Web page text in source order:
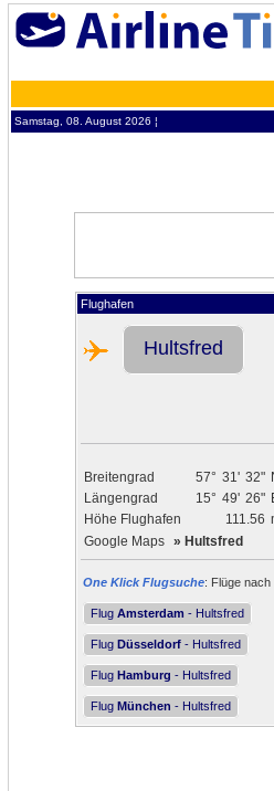
Samstag, 08. August 2026 ¦
Flughafen
Hultsfred
Breitengrad 57° 31' 32"
Längengrad
15° 49' 26"
Höhe Flughafen
111.56
Google Maps » Hultsfred
One Klick Flugsuche: Flüge nach
Flug Amsterdam - Hultsfred
Flug Düsseldorf - Hultsfred
Flug Hamburg - Hultsfred
Flug München - Hultsfred